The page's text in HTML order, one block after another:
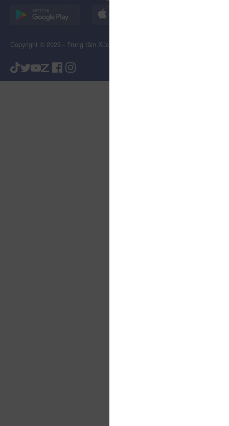
Copyright © 2025 - Trung tâm Xúc tiến Du lịch Tỉnh Lâm Đồng